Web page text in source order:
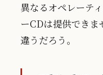
異なるオペレーテ
ーCDは提供でき
違うだろう。